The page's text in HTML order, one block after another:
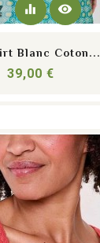
equalizer visibility
Blanc Coton...
39,00 €